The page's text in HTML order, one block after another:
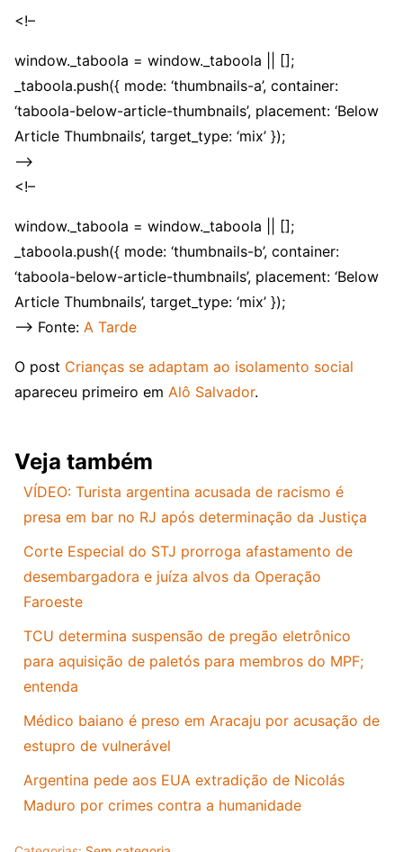
<!–
window._taboola = window._taboola || [];
_taboola.push({ mode: ‘thumbnails-a’, container:
‘taboola-below-article-thumbnails’, placement: ‘Below
Article Thumbnails’, target_type: ‘mix’ });
–>
<!–
window._taboola = window._taboola || [];
_taboola.push({ mode: ‘thumbnails-b’, container:
‘taboola-below-article-thumbnails’, placement: ‘Below
Article Thumbnails’, target_type: ‘mix’ });
–> Fonte: A Tarde
O post Crianças se adaptam ao isolamento social
apareceu primeiro em Alô Salvador.
Veja também
VÍDEO: Turista argentina acusada de racismo é
presa em bar no RJ após determinação da Justiça
Corte Especial do STJ prorroga afastamento de
desembargadora e juíza alvos da Operação
Faroeste
TCU determina suspensão de pregão eletrônico
para aquisição de paletós para membros do MPF;
entenda
Médico baiano é preso em Aracaju por acusação de
estupro de vulnerável
Argentina pede aos EUA extradição de Nicolás
Maduro por crimes contra a humanidade